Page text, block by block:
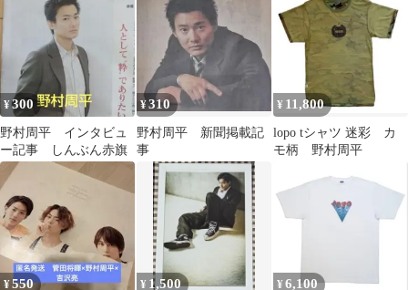
¥300
野村周平 インタビュ
ー記事 しんぶん赤旗
¥310
野村周平 新聞掲載記
事
¥ 11,800
lopo tシャツ 迷彩 カ
モ柄 野村周平
¥550 ¥ 1,500 ¥ 6,100